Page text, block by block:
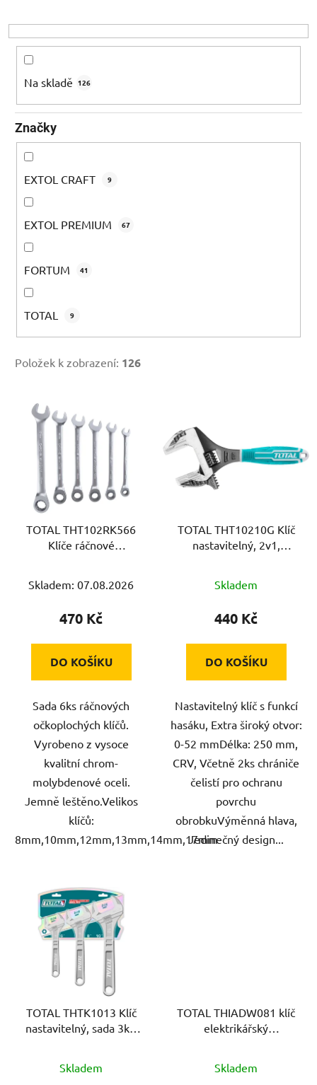
o
d
ů
Na skladě 126
Značky
EXTOL CRAFT 9
EXTOL PREMIUM 67
FORTUM 41
TOTAL 9
Položek k zobrazení: 126
TOTAL THT102RK566
Klíče ráčnové
Skladem: 07.08.2026
470 Kč
DO KOŠÍKU
Sada 6ks ráčnových
očkoplochých klíčů.
Vyrobeno z vysoce
kvalitní chrom-
molybdenové oceli.
Jemně leštěno.Velikos
klíčů:
8mm,10mm,12mm,13mm,14mm,17mm
TOTAL THT10210G Klíč
nastavitelný, 2v1,
Skladem
440 Kč
DO KOŠÍKU
Nastavitelný klíč s funkcí
hasáku, Extra široký otvor:
0-52 mmDélka: 250 mm,
CRV, Včetně 2ks chrániče
čelistí pro ochranu
povrchu
obrobkuVýměnná hlava,
Jedinečný design...
TOTAL THTK1013 Klíč
nastavitelný, sada 3ks,
Skladem
TOTAL THIADW081 klíč
elektrikářský
Skladem